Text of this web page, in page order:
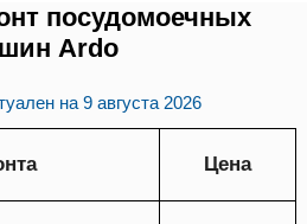
посудомоечных
Ardo
на9 августа 2026
Цена